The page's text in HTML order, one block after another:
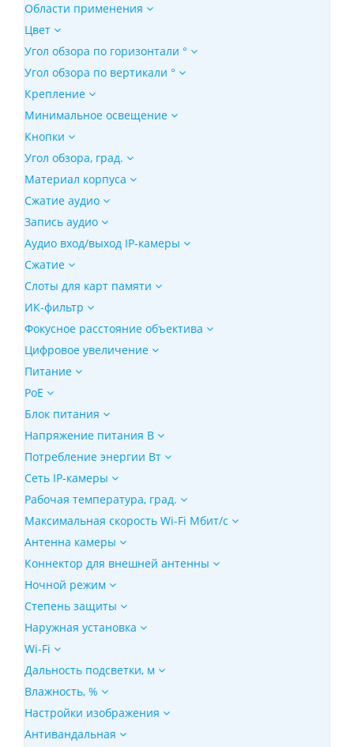
Области применения
Цвет
Угол обзора по горизонтали °
Угол обзора по вертикали °
Крепление
Минимальное освещение
Кнопки
Угол обзора, град.
Материал корпуса
Сжатие аудио
Запись аудио
Аудио вход/выход IP-камеры
Сжатие
Слоты для карт памяти
ИК-фильтр
Фокусное расстояние объектива
Цифровое увеличение
Питание
PoE
Блок питания
Напряжение питания В
Потребление энергии Вт
Сеть IP-камеры
Рабочая температура, град.
Максимальная скорость Wi-Fi Мбит/с
Антенна камеры
Коннектор для внешней антенны
Ночной режим
Степень защиты
Наружная установка
Wi-Fi
Дальность подсветки, м
Влажность, %
Настройки изображения
Антивандальная